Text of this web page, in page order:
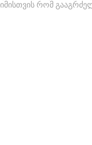
იმისთვის რომ